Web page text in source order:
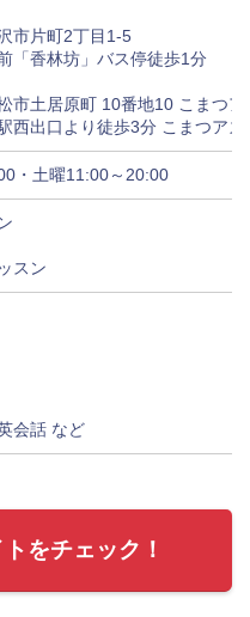
市片町2丁目1-5
「香林坊」バス停徒歩1分
市土居原町 10番地10 こまつ
西出口より徒歩3分 こまつア
・土曜11:00～20:00
スン
会話 など
をチェック！